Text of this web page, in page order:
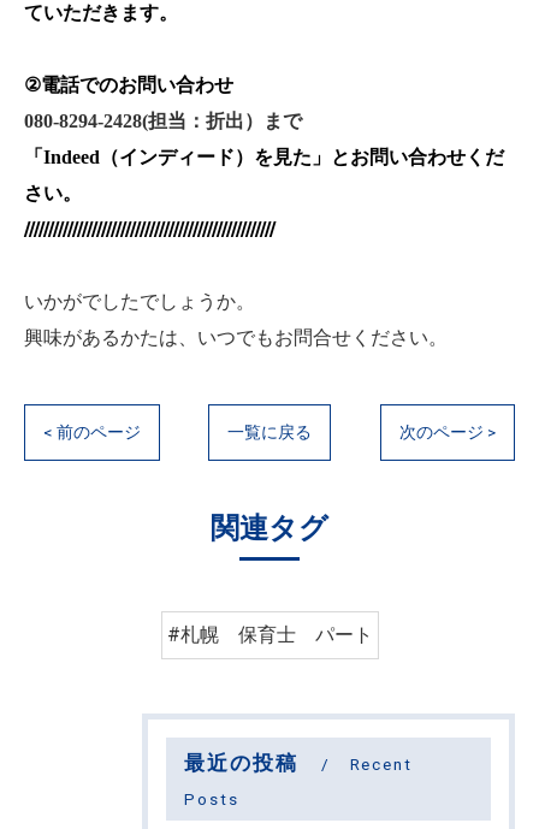
ていただきます。
②電話でのお問い合わせ
080-8294-2428(担当：折出）まで
「 Indeed （インディード）を見た 」とお問い合わせくだ
さい。
////////////////////////////////////////////////////
いかがでしたでしょうか。
興味があるかたは、いつでもお問合せください。
< 前のページ 一覧に戻る 次のページ >
関連タグ
#札幌 保育士 パート
最近の投稿
Recent
Posts